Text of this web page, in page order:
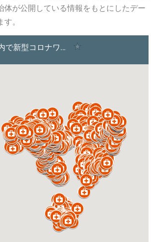
体が公開している情報をもとにしたデー
。